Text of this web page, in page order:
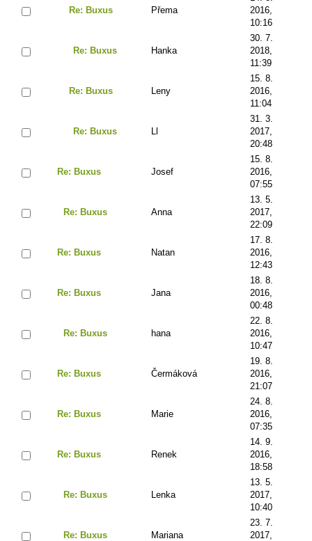
Re: Buxus Přema
2016,
10:16
Re: Buxus Hanka
30. 7.
2018,
11:39
Re: Buxus Leny
15. 8.
2016,
11:04
Re: Buxus
31. 3.
2017,
20:48
Re: Buxus Josef
15. 8.
2016,
07:55
Re: Buxus Anna
13. 5.
2017,
22:09
Re: Buxus Natan
17. 8.
2016,
12:43
Re: Buxus Jana
18. 8.
2016,
00:48
Re: Buxus hana
22. 8.
2016,
10:47
Re: Buxus Čermáková
19. 8.
2016,
21:07
Re: Buxus Marie
24. 8.
2016,
07:35
Re: Buxus Renek
14. 9.
2016,
18:58
Re: Buxus Lenka
13. 5.
2017,
10:40
Re: Buxus Mariana
23. 7.
2017,